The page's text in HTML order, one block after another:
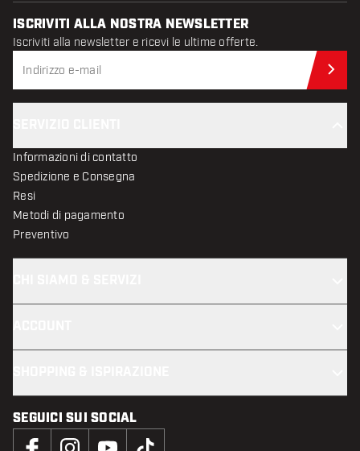
ISCRIVITI ALLA NOSTRA NEWSLETTER
Iscriviti alla newsletter e ricevi le ultime offerte.
Informazioni di contatto
Spedizione e Consegna
Resi
Metodi di pagamento
Preventivo
SEGUICI SUI SOCIAL